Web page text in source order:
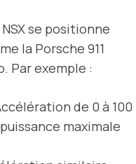
se positionne
la Porsche 911
Par exemple :
de 0 à 100
maximale